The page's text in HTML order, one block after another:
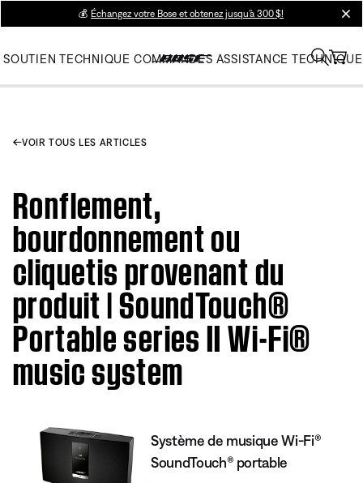
💰 Échangez votre Bose et obtenez jusqu’à 300 $!
SOUTIEN TECHNIQUE COMMANDES ASSISTANCE TECHNIQUE
VOIR TOUS LES ARTICLES
Ronflement,
bourdonnement ou
cliquetis provenant du
produit | SoundTouch®
Portable series II Wi-Fi®
music system
Système de musique Wi-Fi®
SoundTouch® portable